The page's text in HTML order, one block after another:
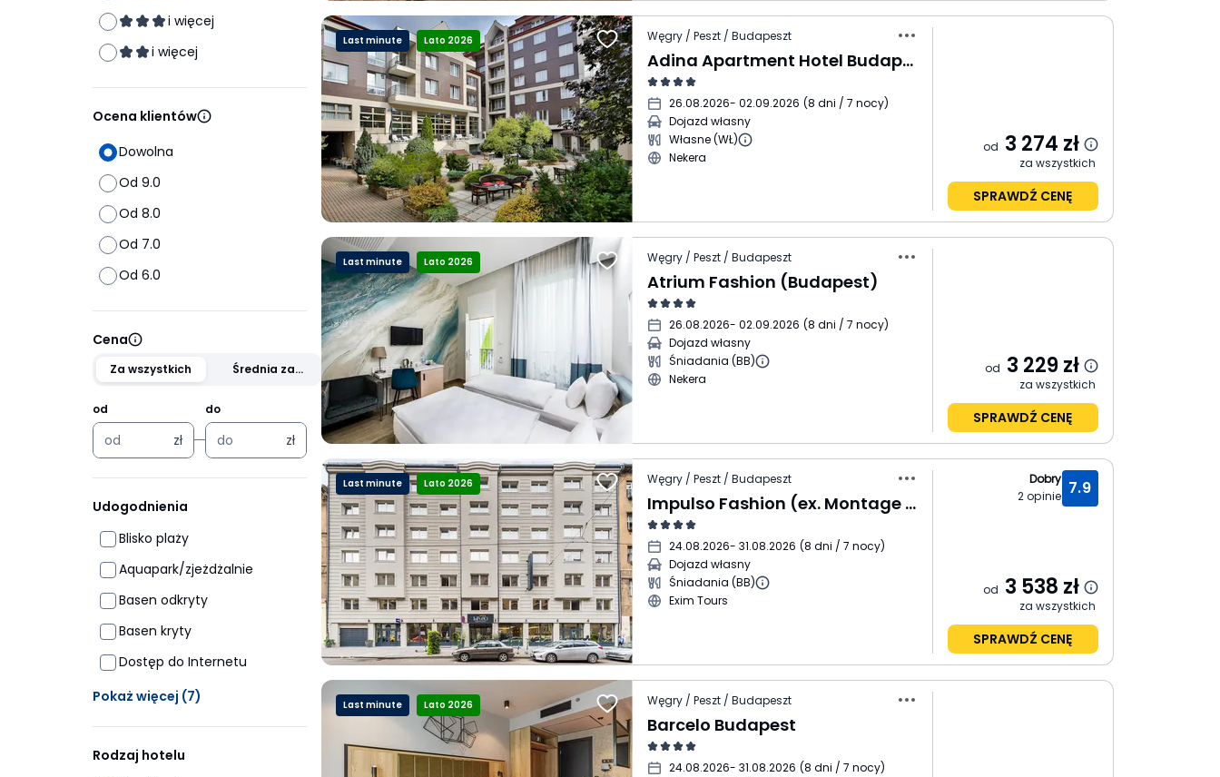
i więcej
i więcej
Ocena klientów
Dowolna
Od 9.0
Od 8.0
Od 7.0
Od 6.0
Cena
Za wszystkich
Średnia za
od
zł
do
zł
Udogodnienia
Blisko plaży
Aquapark/zjeżdżalnie
Basen odkryty
Basen kryty
Dostęp do Internetu
Pokaż więcej (7)
Rodzaj hotelu
Last minute Lato 2026 Węgry / Peszt / Budapeszt
Adina Apartment Hotel Budapest
26.08.2026- 02.09.2026 (8 dni / 7 nocy)
Dojazd własny
Własne (WŁ)
Nekera
od 3 274 zł
za wszystkich
SPRAWDŹ CENĘ
Last minute Lato 2026 Węgry / Peszt / Budapeszt
Atrium Fashion (Budapest)
26.08.2026- 02.09.2026 (8 dni / 7 nocy)
Dojazd własny
Śniadania (BB)
Nekera
od 3 229 zł
za wszystkich
SPRAWDŹ CENĘ
Last minute Lato 2026 Węgry / Peszt / Budapeszt
Impulso Fashion (ex. Montage Fashion)
24.08.2026- 31.08.2026 (8 dni / 7 nocy)
Dojazd własny
Śniadania (BB)
Exim Tours
7.9
Dobry
2opinie
od 3 538 zł
za wszystkich
SPRAWDŹ CENĘ
Last minute Lato 2026 Węgry / Peszt / Budapeszt
Barcelo Budapest
24.08.2026- 31.08.2026 (8 dni / 7 nocy)